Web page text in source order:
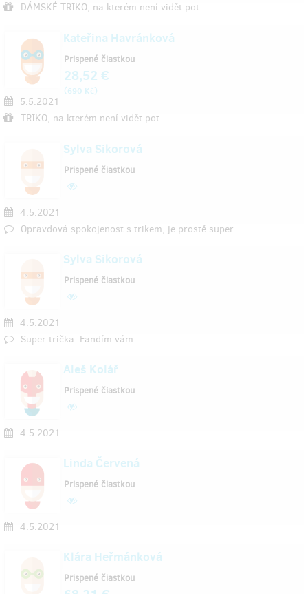
DÁMSKÉ TRIKO, na kterém není vidět pot
Kateřina Havránková
5.5.2021
TRIKO, na kterém není vidět pot
Prispené čiastkou
28,52 €
(690 Kč)
Sylva Sikorová
4.5.2021
Opravdová spokojenost s trikem, je prostě super
Prispené čiastkou
Sylva Sikorová
4.5.2021
Super trička. Fandím vám.
Prispené čiastkou
Aleš Kolář
4.5.2021
Prispené čiastkou
Linda Červená
4.5.2021
Prispené čiastkou
Klára Heřmánková
Prispené čiastkou